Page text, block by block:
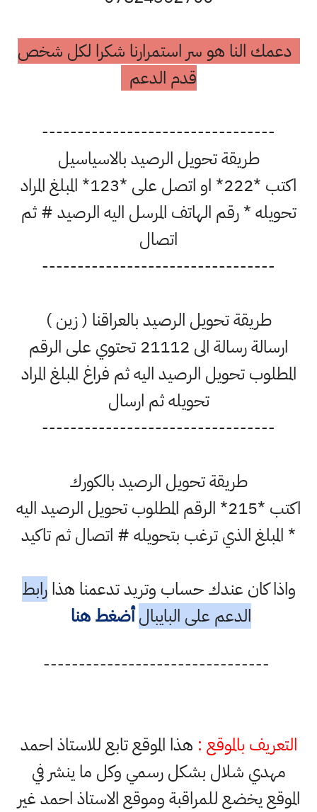
دعمك النا هو سر استمرارنا شكرا لكل شخص
قدم الدعم
---------------------------------
طريقة تحويل الرصيد بالاسياسيل
اكتب *222* او اتصل على *123* المبلغ المراد
تحويله * رقم الهاتف المرسل اليه الرصيد # ثم
اتصال
---------------------------------
طريقة تحويل الرصيد بالعراقنا ( زين )
ارسالة رسالة الى 21112 تحتوي على الرقم
المطلوب تحويل الرصيد اليه ثم فراغ المبلغ المراد
تحويله ثم ارسال
---------------------------------
طريقة تحويل الرصيد بالكورك
اكتب *215* الرقم المطلوب تحويل الرصيد اليه
* المبلغ الذي ترغب بتحويله # اتصال ثم تاكيد
واذا كان عندك حساب وتريد تدعمنا هذارابط
الدعم على البايبال أضغط هنا
--------------------------------
التعريف بالموقع : هذا الموقع تابع للاستاذ احمد
مهدي شلال بشكل رسمي وكل ما ينشر في
الموقع يخضع للمراقبة وموقع الاستاذ احمد غير